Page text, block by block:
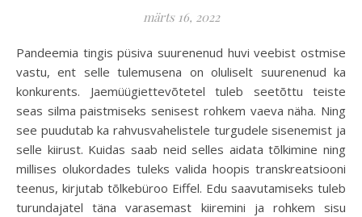
märts 16, 2022
Pandeemia tingis püsiva suurenenud huvi veebist ostmise
vastu, ent selle tulemusena on oluliselt suurenenud ka
konkurents. Jaemüügiettevõtetel tuleb seetõttu teiste
seas silma paistmiseks senisest rohkem vaeva näha. Ning
see puudutab ka rahvusvahelistele turgudele sisenemist ja
selle kiirust. Kuidas saab neid selles aidata tõlkimine ning
millises olukordades tuleks valida hoopis transkreatsiooni
teenus, kirjutab tõlkebüroo Eiffel. Edu saavutamiseks tuleb
turundajatel täna varasemast kiiremini ja rohkem sisu